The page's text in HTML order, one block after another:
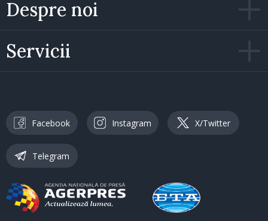
Despre noi
Servicii
Facebook Instagram X/Twitter
Telegram